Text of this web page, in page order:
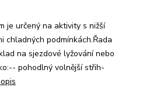
je určený na aktivity s nižší
chladných podmínkách.Řada
na sjezdové lyžování nebo
pohodlný volnější střih-